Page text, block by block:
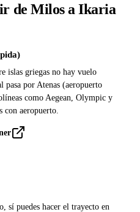
de Milos a Ikaria
islas griegas no hay vuelo
por Atenas (aeropuerto
como Aegean, Olympic y
con aeropuerto.
sí puedes hacer el trayecto en